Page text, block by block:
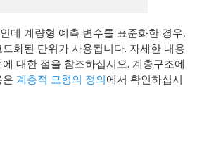
데 계량형 예측 변수를 표준화한 경우,
화된 단위가 사용됩니다. 자세한 내용
대한 절을 참조하십시오. 계층구조에
계층적 모형의 정의에서 확인하십시